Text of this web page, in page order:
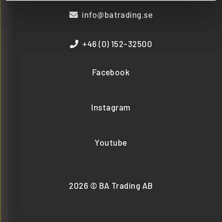
info@batrading.se
+46 (0) 152-32500
Facebook
Instagram
Youtube
2026 © BA Trading AB